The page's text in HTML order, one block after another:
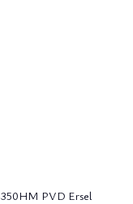
PVD Ersel